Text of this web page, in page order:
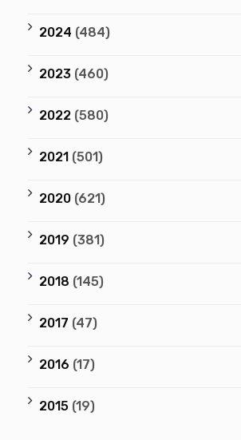
2024 (484)
2023 (460)
2022 (580)
2021 (501)
2020 (621)
2019 (381)
2018 (145)
2017 (47)
2016 (17)
2015 (19)